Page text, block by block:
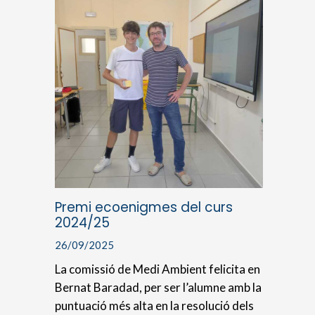
Premi ecoenigmes del curs
2024/25
26/09/2025
La comissió de Medi Ambient felicita en
Bernat Baradad, per ser l’alumne amb la
puntuació més alta en la resolució dels